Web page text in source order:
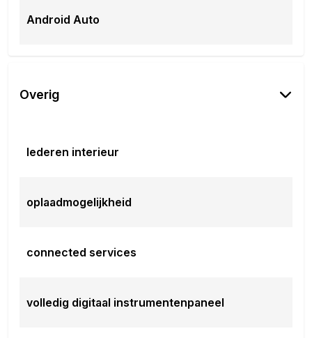
Android Auto
Overig
lederen interieur
oplaadmogelijkheid
connected services
volledig digitaal instrumentenpaneel